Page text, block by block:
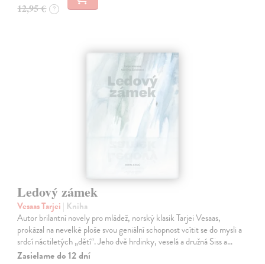
12,95 € ?
Ledový zámek
Vesaas Tarjei | Kniha
Autor brilantní novely pro mládež, norský klasik Tarjei Vesaas,
prokázal na nevelké ploše svou geniální schopnost vcítit se do mysli a
srdcí náctiletých „dětí“. Jeho dvě hrdinky, veselá a družná Siss a…
Zasielame do 12 dní